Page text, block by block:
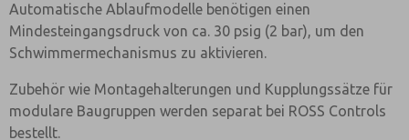
Automatische Ablaufmodelle benötigen einen
Mindesteingangsdruck von ca. 30 psig (2 bar), um den
Schwimmermechanismus zu aktivieren.
Zubehör wie Montagehalterungen und Kupplungssätze für
modulare Baugruppen werden separat bei ROSS Controls
bestellt.